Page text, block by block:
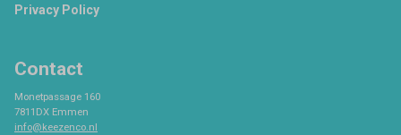
Privacy Policy
Contact
Monetpassage 160
7811DX Emmen
info@keezenco.nl